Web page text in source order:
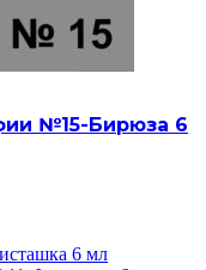
№15-Бирюза 6